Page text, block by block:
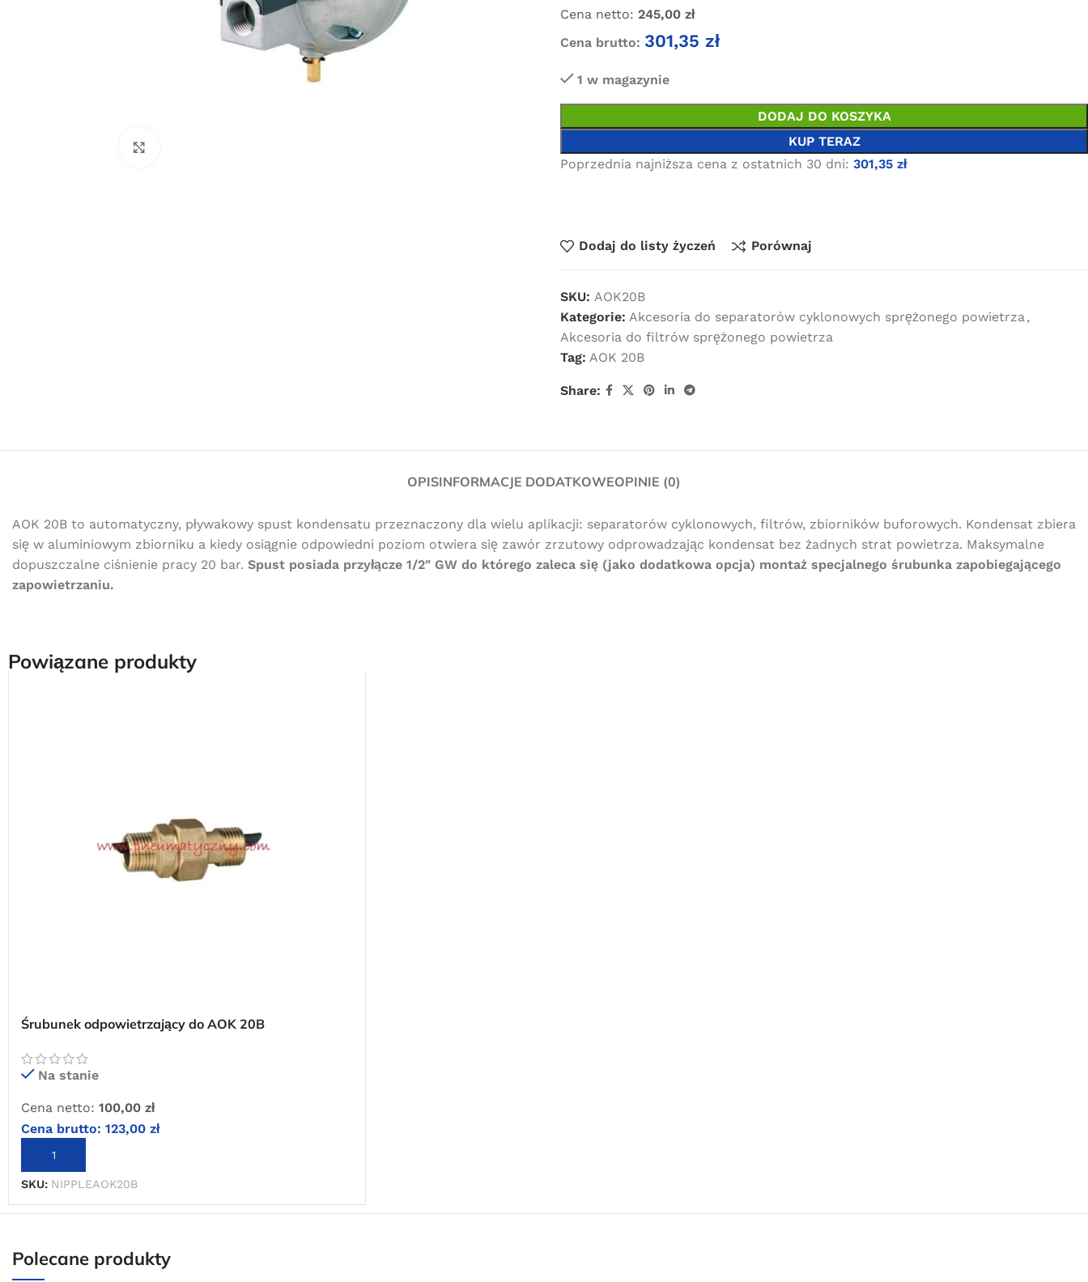
Cena netto: 245,00 zł
Cena brutto: 301,35 zł
1 w magazynie
DODAJ DO KOSZYKA
KUP TERAZ
Poprzednia najniższa cena z ostatnich 30 dni: 301,35 zł
Dodaj do listy życzeń Porównaj
SKU: AOK20B
Kategorie: Akcesoria do separatorów cyklonowych sprężonego powietrza ,
Akcesoria do filtrów sprężonego powietrza
Tag: AOK 20B
Share:
OPISINFORMACJE DODATKOWEOPINIE (0)
AOK 20B to automatyczny, pływakowy spust kondensatu przeznaczony dla wielu aplikacji: separatorów cyklonowych, filtrów, zbiorników buforowych. Kondensat zbiera
się w aluminiowym zbiorniku a kiedy osiągnie odpowiedni poziom otwiera się zawór zrzutowy odprowadzając kondensat bez żadnych strat powietrza. Maksymalne
dopuszczalne ciśnienie pracy 20 bar. Spust posiada przyłącze 1/2″ GW do którego zaleca się (jako dodatkowa opcja) montaż specjalnego śrubunka zapobiegającego
zapowietrzaniu.
Powiązane produkty
Śrubunek odpowietrzający do AOK 20B
Na stanie
Cena netto: 100,00 zł
Cena brutto: 123,00 zł
DODAJ DO KOSZYKA
SKU: NIPPLEAOK20B
Polecane produkty